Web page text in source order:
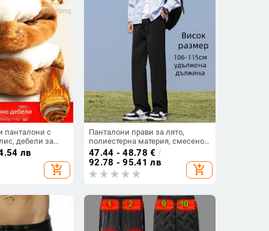
панталони с
дебели за
и
права кройка
лв
add_shopping_cart
Панталони прави за лято,
полиестерна материя, смесено
химическо влакно, декорация с
цип
47.44 - 48.78 € /
92.78 - 95.41 лв
add_shopping_cart